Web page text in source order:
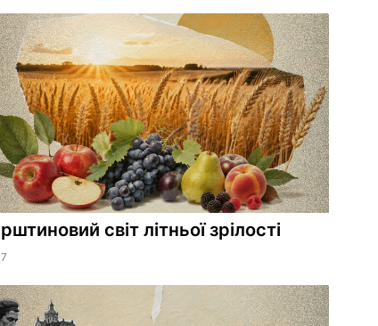
світ літньої зрілості